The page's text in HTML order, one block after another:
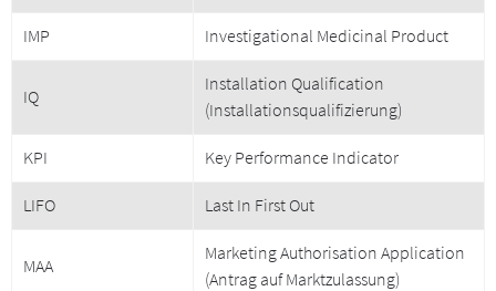
IMP Investigational Medicinal Product
IQ
Installation Qualification
(Installationsqualifizierung)
KPI Key Performance Indicator
LIFO Last In First Out
MAA
Marketing Authorisation Application
(Antrag auf Marktzulassung)